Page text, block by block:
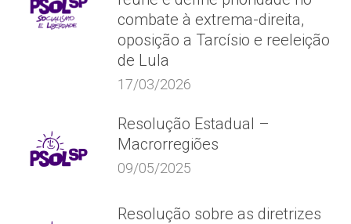
combate à extrema-direita,
oposição a Tarcísio e reeleição
de Lula
17/03/2026
Resolução Estadual –
Macrorregiões
09/05/2025
Resolução sobre as diretrizes